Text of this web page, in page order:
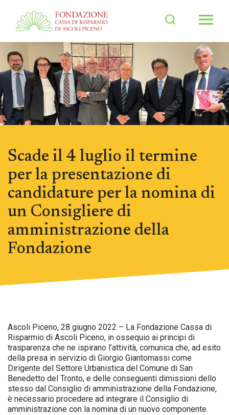
Scade il 4 luglio il termine
per la presentazione di
candidature per la nomina di
un Consigliere di
amministrazione della
Fondazione
Ascoli Piceno, 28 giugno 2022 – La Fondazione Cassa di
Risparmio di Ascoli Piceno, in ossequio ai principi di
trasparenza che ne ispirano l’attività, comunica che, ad esito
della presa in servizio di Giorgio Giantomassi come
Dirigente del Settore Urbanistica del Comune di San
Benedetto del Tronto, e delle conseguenti dimissioni dello
stesso dal Consiglio di amministrazione della Fondazione,
è necessario procedere ad integrare il Consiglio di
amministrazione con la nomina di un nuovo componente.